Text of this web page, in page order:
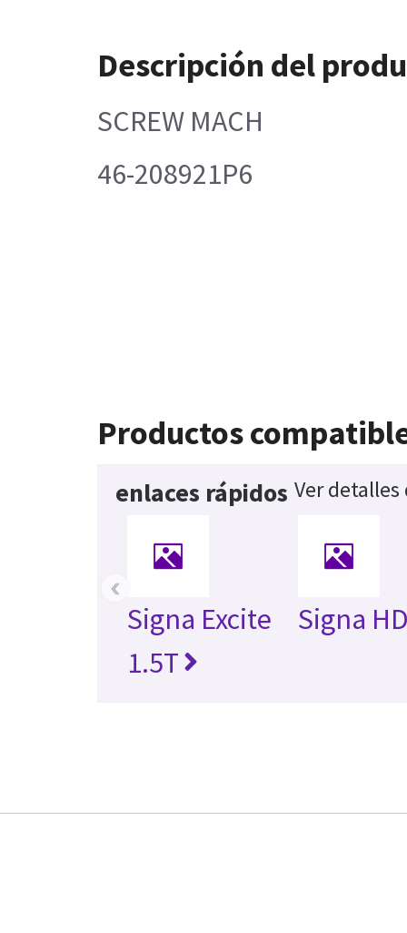
Descripción del
SCREW MACH
46-208921P6
Productos
enlaces rápidos Ver
Signa Excite
1.5T
Signa
‹